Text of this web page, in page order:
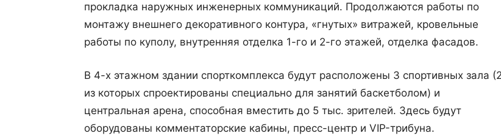
прокладка наружных инженерных коммуникаций. Продолжаются работы по
монтажу внешнего декоративного контура, «гнутых» витражей, кровельные
работы по куполу, внутренняя отделка 1-го и 2-го этажей, отделка фасадов.
В 4-х этажном здании спорткомплекса будут расположены 3 спортивных зала (2
из которых спроектированы специально для занятий баскетболом) и
центральная арена, способная вместить до 5 тыс. зрителей. Здесь будут
оборудованы комментаторские кабины, пресс-центр и VIP-трибуна.